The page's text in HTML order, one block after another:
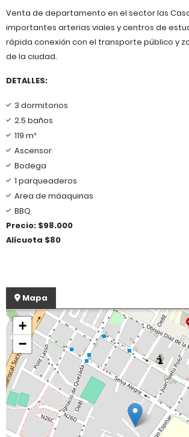
Venta de departamento en el sector las
importantes arterias viales y centros de
rápida conexión con el transporte público y
de la ciudad.
DETALLES:
3 dormitorios
2.5 baños
119 m²
Ascensor
Bodega
1 parqueaderos
Area de máaquinas
BBQ
Precio: $98.000
Alícuota $80
Mapa
+
−